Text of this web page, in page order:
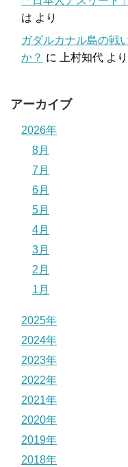
は より
ガダルカナル島の戦
か？ に 上村知代 より
アーカイブ
2026年
8月
7月
6月
5月
4月
3月
2月
1月
2025年
2024年
2023年
2022年
2021年
2020年
2019年
2018年